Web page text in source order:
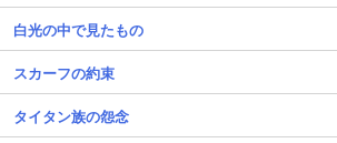
白光の中で見たもの
スカーフの約束
タイタン族の怨念